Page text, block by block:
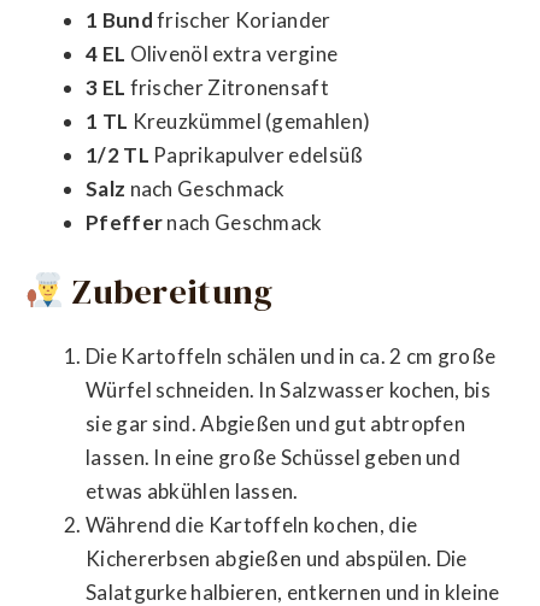
1 Bundfrischer Koriander
4 EL Olivenöl extra vergine
3 EL frischer Zitronensaft
1 TL Kreuzkümmel (gemahlen)
1/2 TL Paprikapulver edelsüß
Salz nach Geschmack
Pfeffernach Geschmack
Zubereitung
Die Kartoffeln schälen und in ca. 2 cm große
Würfel schneiden. In Salzwasser kochen, bis
sie gar sind. Abgießen und gut abtropfen
lassen. In eine große Schüssel geben und
etwas abkühlen lassen.
Während die Kartoffeln kochen, die
Kichererbsen abgießen und abspülen. Die
Salatgurke halbieren, entkernen und in kleine